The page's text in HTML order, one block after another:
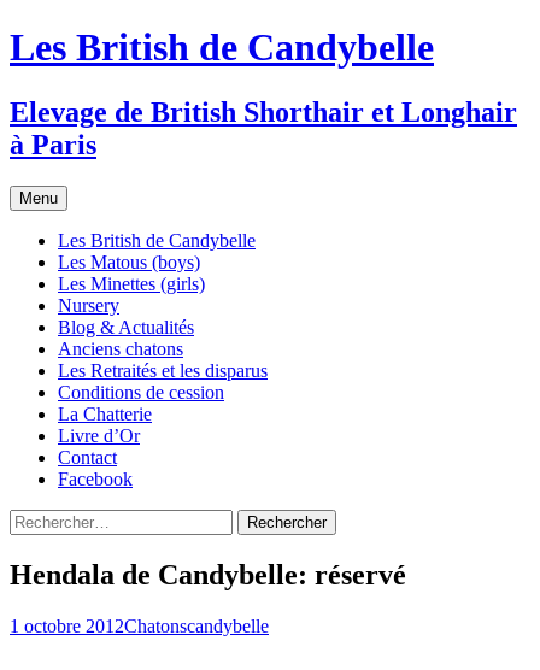
Les British de Candybelle
Elevage de British Shorthair et Longhair
à Paris
Menu Aller
au
contenu
Les British de Candybelle
Les Matous (boys)
Les Minettes (girls)
Nursery
Blog & Actualités
Anciens chatons
Les Retraités et les disparus
Conditions de cession
La Chatterie
Livre d’Or
Contact
Facebook
Rechercher :
Hendala de Candybelle: réservé
1 octobre 2012Chatonscandybelle